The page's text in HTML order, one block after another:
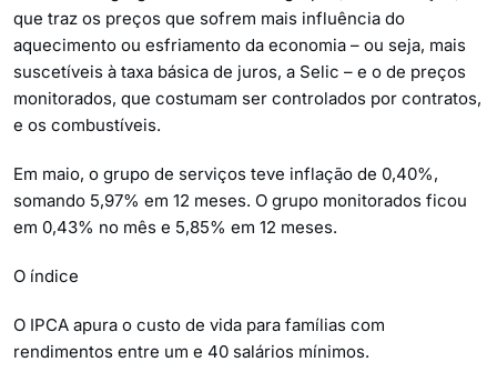
que traz os preços que sofrem mais influência do
aquecimento ou esfriamento da economia – ou seja, mais
suscetíveis à taxa básica de juros, a Selic – e o de preços
monitorados, que costumam ser controlados por contratos,
e os combustíveis.
Em maio, o grupo de serviços teve inflação de 0,40%,
somando 5,97% em 12 meses. O grupo monitorados ficou
em 0,43% no mês e 5,85% em 12 meses.
O índice
O IPCA apura o custo de vida para famílias com
rendimentos entre um e 40 salários mínimos.